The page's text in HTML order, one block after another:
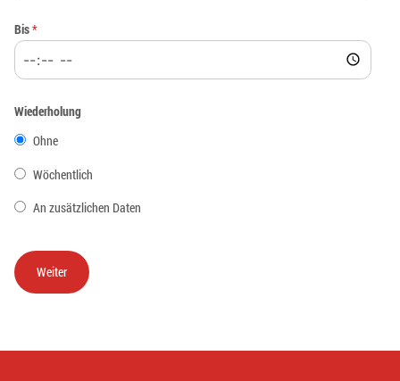
Bis*
Wiederholung
Ohne
Wöchentlich
An zusätzlichen Daten